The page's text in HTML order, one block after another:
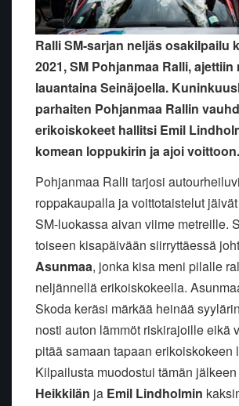
Ralli SM-sarjan neljäs osakilpailu
2021, SM Pohjanmaa Ralli, ajettiin
lauantaina Seinäjoella.
parhaiten Pohjanmaa Rallin
erikoiskokeet hallitsi Emil
komean loppukirin ja ajoi voittoon.
Pohjanmaa Ralli tarjosi
roppakaupalla ja voittotaistelut
SM-luokassa aivan viime metreille.
toiseen kisapäivään siirryttäessä
Asunmaa, jonka kisa meni pilalle
neljännellä erikoiskokeella.
Skoda keräsi märkää heinää
nosti auton lämmöt riskirajoille eikä
pitää samaan tapaan erikoiskokeen
Kilpailusta muodostui tämän jälkeen
Heikkilän ja Emil Lindholmin